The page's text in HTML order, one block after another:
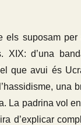
suposam per
XIX: d’una
que avui és
una
La padrina vol
d’explicar